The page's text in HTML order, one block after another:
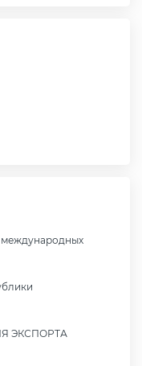
международных
ЭКСПОРТА